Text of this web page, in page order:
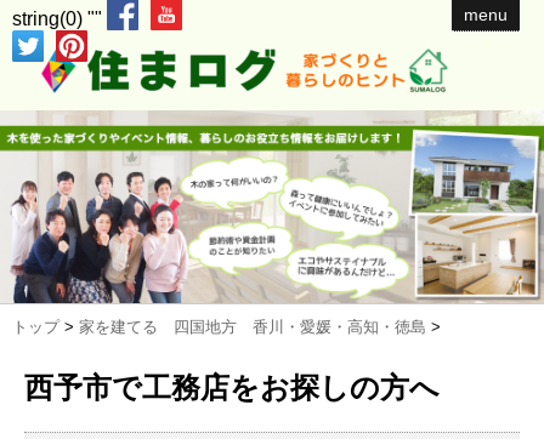
string(0) "" menu
トップ > 家を建てる 四国地方 香川・愛媛・高知・徳島 >
西予市で工務店をお探しの方へ